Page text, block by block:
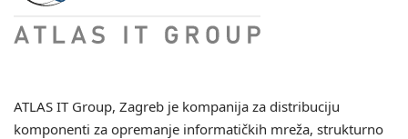
ATLAS IT Group, Zagreb je kompanija za distribuciju
komponenti za opremanje informatičkih mreža, strukturno